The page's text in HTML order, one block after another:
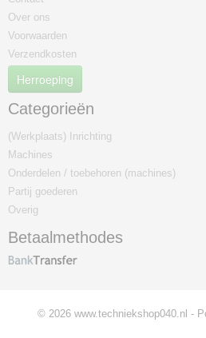
Over ons
Voorwaarden
Verzendkosten
Herroeping
Categorieën
(Werkplaats) Inrichting
Machines
Onderdelen / toebehoren (machines)
Partij goederen
Overig
Betaalmethodes
© 2026 www.techniekshop040.nl -